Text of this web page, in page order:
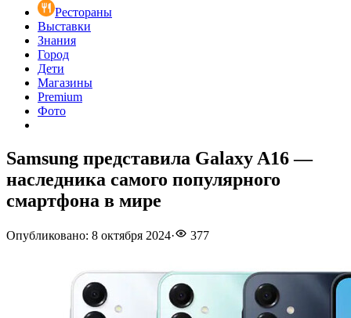
Рестораны
Выставки
Знания
Город
Дети
Магазины
Premium
Фото
Samsung представила Galaxy A16 —
наследника самого популярного
смартфона в мире
Опубликовано: 8 октября 2024· 377